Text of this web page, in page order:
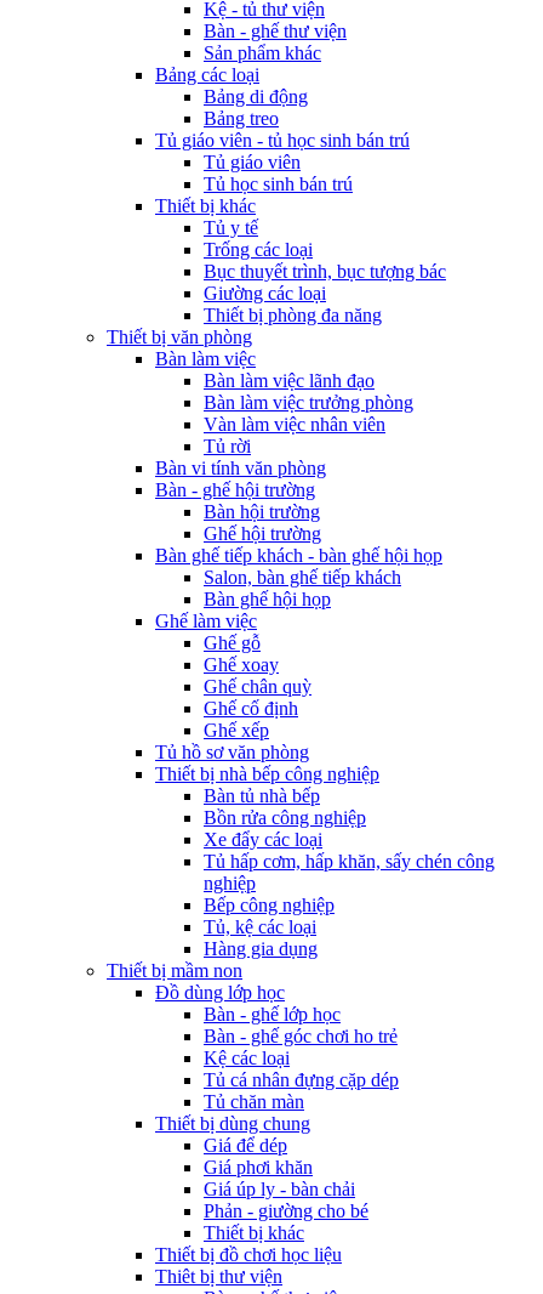
Kệ - tủ thư viện
Bàn - ghế thư viện
Sản phẩm khác
Bảng các loại
Bảng di động
Bảng treo
Tủ giáo viên - tủ học sinh bán trú
Tủ giáo viên
Tủ học sinh bán trú
Thiết bị khác
Tủ y tế
Trống các loại
Bục thuyết trình, bục tượng bác
Giường các loại
Thiết bị phòng đa năng
Thiết bị văn phòng
Bàn làm việc
Bàn làm việc lãnh đạo
Bàn làm việc trưởng phòng
Vàn làm việc nhân viên
Tủ rời
Bàn vi tính văn phòng
Bàn - ghế hội trường
Bàn hội trường
Ghế hội trường
Bàn ghế tiếp khách - bàn ghế hội họp
Salon, bàn ghế tiếp khách
Bàn ghế hội họp
Ghế làm việc
Ghế gỗ
Ghế xoay
Ghế chân quỳ
Ghế cố định
Ghế xếp
Tủ hồ sơ văn phòng
Thiết bị nhà bếp công nghiệp
Bàn tủ nhà bếp
Bồn rửa công nghiệp
Xe đẩy các loại
Tủ hấp cơm, hấp khăn, sấy chén công
nghiệp
Bếp công nghiệp
Tủ, kệ các loại
Hàng gia dụng
Thiết bị mầm non
Đồ dùng lớp học
Bàn - ghế lớp học
Bàn - ghế góc chơi ho trẻ
Kệ các loại
Tủ cá nhân đựng cặp dép
Tủ chăn màn
Thiết bị dùng chung
Giá để dép
Giá phơi khăn
Giá úp ly - bàn chải
Phản - giường cho bé
Thiết bị khác
Thiết bị đồ chơi học liệu
Thiêt bị thư viện